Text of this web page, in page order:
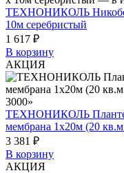
ТЕХНОНИКОЛЬ
10м серебристый
1 617 ₽
В корзину
АКЦИЯ
ТЕХНОНИКОЛЬ Плантер
мембрана 1х20м (20
3 381 ₽
В корзину
АКЦИЯ